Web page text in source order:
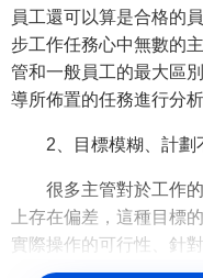
員工還可以算是合格的
步工作任務心中無數的
管和一般員工的最大區
導所佈置的任務進行分析
2、目標模糊、計劃
很多主管對於工作的
上存在偏差，這種目標
實際操作的可行性、針